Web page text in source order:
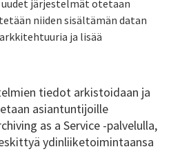
uudet järjestelmät otetaan
niiden sisältämän datan
ja lisää
tiedot arkistoidaan ja
asiantuntijoille
as a Service -palvelulla,
ydinliiketoimintaansa